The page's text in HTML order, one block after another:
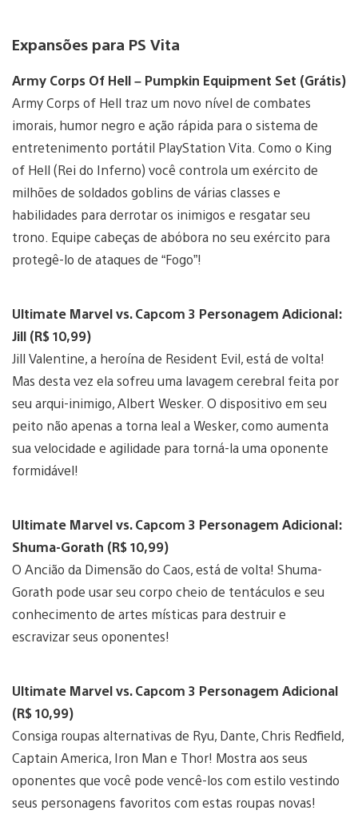
Expansões para PS Vita
Army Corps Of Hell – Pumpkin Equipment Set (Grátis)
Army Corps of Hell traz um novo nível de combates
imorais, humor negro e ação rápida para o sistema de
entretenimento portátil PlayStation Vita. Como o King
of Hell (Rei do Inferno) você controla um exército de
milhões de soldados goblins de várias classes e
habilidades para derrotar os inimigos e resgatar seu
trono. Equipe cabeças de abóbora no seu exército para
protegê-lo de ataques de “Fogo”!
Ultimate Marvel vs. Capcom 3 Personagem Adicional:
Jill (R$ 10,99)
Jill Valentine, a heroína de Resident Evil, está de volta!
Mas desta vez ela sofreu uma lavagem cerebral feita por
seu arqui-inimigo, Albert Wesker. O dispositivo em seu
peito não apenas a torna leal a Wesker, como aumenta
sua velocidade e agilidade para torná-la uma oponente
formidável!
Ultimate Marvel vs. Capcom 3 Personagem Adicional:
Shuma-Gorath (R$ 10,99)
O Ancião da Dimensão do Caos, está de volta! Shuma-
Gorath pode usar seu corpo cheio de tentáculos e seu
conhecimento de artes místicas para destruir e
escravizar seus oponentes!
Ultimate Marvel vs. Capcom 3 Personagem Adicional
(R$ 10,99)
Consiga roupas alternativas de Ryu, Dante, Chris Redfield,
Captain America, Iron Man e Thor! Mostra aos seus
oponentes que você pode vencê-los com estilo vestindo
seus personagens favoritos com estas roupas novas!